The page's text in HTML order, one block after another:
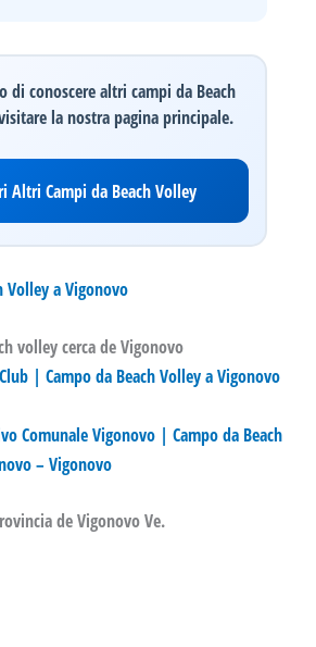
di conoscere altri campi da Beach
la nostra pagina principale.
Altri Campi da Beach Volley
Volley a Vigonovo
volley cerca de Vigonovo
| Campo da Beach Volley a Vigonovo
Comunale Vigonovo | Campo da Beach
– Vigonovo
de Vigonovo Ve.